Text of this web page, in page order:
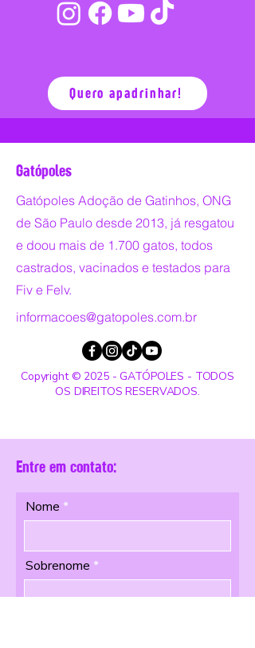
Quero apadrinhar!
Gatópoles
Gatópoles Adoção de Gatinhos, ONG
de São Paulo desde 2013, já resgatou
e doou mais de 1.700 gatos, todos
castrados, vacinados e testados para
Fiv e Felv.
informacoes@gatopoles.com.br
Copyright © 2025 - GATÓPOLES - TODOS
OS DIREITOS RESERVADOS.
Entre em contato:
Nome
Sobrenome